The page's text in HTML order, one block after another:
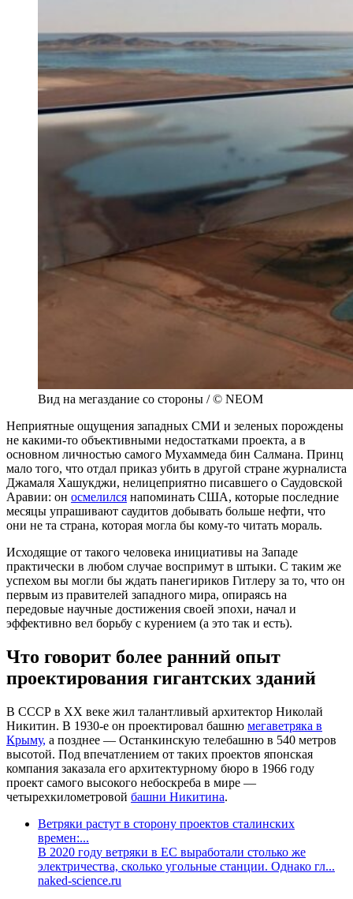
Вид на мегаздание со стороны / © NEOM
Неприятные ощущения западных СМИ и зеленых порождены
не какими-то объективными недостатками проекта, а в
основном личностью самого Мухаммеда бин Салмана. Принц
мало того, что отдал приказ убить в другой стране журналиста
Джамаля Хашукджи, нелицеприятно писавшего о Саудовской
Аравии: он осмелился напоминать США, которые последние
месяцы упрашивают саудитов добывать больше нефти, что
они не та страна, которая могла бы кому-то читать мораль.
Исходящие от такого человека инициативы на Западе
практически в любом случае воспримут в штыки. С таким же
успехом вы могли бы ждать панегириков Гитлеру за то, что он
первым из правителей западного мира, опираясь на
передовые научные достижения своей эпохи, начал и
эффективно вел борьбу с курением (а это так и есть).
Что говорит более ранний опыт
проектирования гигантских зданий
В СССР в XX веке жил талантливый архитектор Николай
Никитин. В 1930-е он проектировал башню мегаветряка в
Крыму, а позднее — Останкинскую телебашню в 540 метров
высотой. Под впечатлением от таких проектов японская
компания заказала его архитектурному бюро в 1966 году
проект самого высокого небоскреба в мире —
четырехкилометровой башни Никитина.
Ветряки растут в сторону проектов сталинских
времен:...
В 2020 году ветряки в ЕС выработали столько же
электричества, сколько угольные станции. Однако гл...
naked-science.ru